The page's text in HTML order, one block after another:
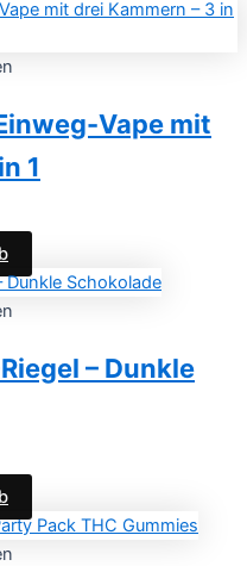
Vape mit
1
– Dunkle